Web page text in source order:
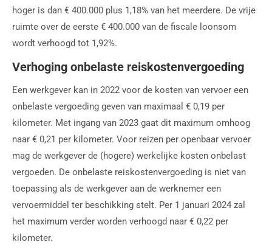
hoger is dan € 400.000 plus 1,18% van het meerdere. De vrije
ruimte over de eerste € 400.000 van de fiscale loonsom
wordt verhoogd tot 1,92%.
Verhoging onbelaste reiskostenvergoeding
Een werkgever kan in 2022 voor de kosten van vervoer een
onbelaste vergoeding geven van maximaal € 0,19 per
kilometer. Met ingang van 2023 gaat dit maximum omhoog
naar € 0,21 per kilometer. Voor reizen per openbaar vervoer
mag de werkgever de (hogere) werkelijke kosten onbelast
vergoeden. De onbelaste reiskostenvergoeding is niet van
toepassing als de werkgever aan de werknemer een
vervoermiddel ter beschikking stelt. Per 1 januari 2024 zal
het maximum verder worden verhoogd naar € 0,22 per
kilometer.